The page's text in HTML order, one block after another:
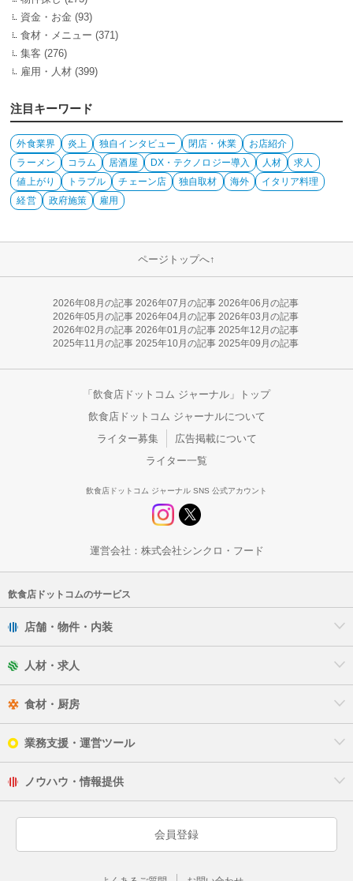
資金・お金 (93)
食材・メニュー (371)
集客 (276)
雇用・人材 (399)
注目キーワード
外食業界 炎上 独自インタビュー 閉店・休業
お店紹介
ラーメン
コラム 居酒屋 DX・テクノロジー導入 人材
求人
値上がり
トラブル チェーン店 独自取材 海外
イタリア料理
経営
政府施策 雇用
ページトップへ↑
2026年08月の記事 2026年07月の記事 2026年06月の記事
2026年05月の記事 2026年04月の記事 2026年03月の記事
2026年02月の記事 2026年01月の記事 2025年12月の記事
2025年11月の記事 2025年10月の記事 2025年09月の記事
「飲食店ドットコム ジャーナル」トップ
飲食店ドットコム ジャーナルについて
ライター募集
広告掲載について
ライター一覧
飲食店ドットコム ジャーナル SNS 公式アカウント
運営会社： 株式会社シンクロ・フード
飲食店ドットコムのサービス
店舗・物件・内装
人材・求人
食材・厨房
業務支援・運営ツール
ノウハウ・情報提供
会員登録